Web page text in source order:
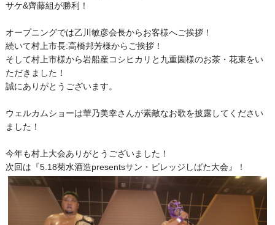
サケ&齊藤組が勝利！
オープニングでは乙川敏彦会長からお客様へご挨拶！
続いて村上市長:高橋邦芳様からご挨拶！
そして村上市様から岩船産コシヒカリと九重園様のお茶・花束をい
ただきました！
誠にありがとうございます。
ウェルカムショーは華乃美幸さんが素敵なお歌を披露してください
ました！
今年も村上大会ありがとうございました！
次回は『5.18菊水酒造presentsサン・ビレッジしばた大会』！